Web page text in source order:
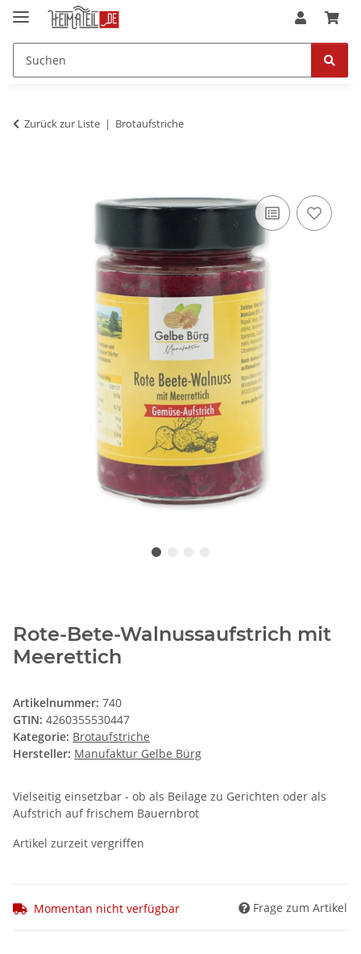
Zurück zur Liste Brotaufstriche
Rote-Bete-Walnussaufstrich mit
Meerettich
Artikelnummer: 740
GTIN: 4260355530447
Kategorie: Brotaufstriche
Hersteller: Manufaktur Gelbe Bürg
Vielseitig einsetzbar - ob als Beilage zu Gerichten oder als
Aufstrich auf frischem Bauernbrot
Artikel zurzeit vergriffen
Momentan nicht verfügbar Frage zum Artikel